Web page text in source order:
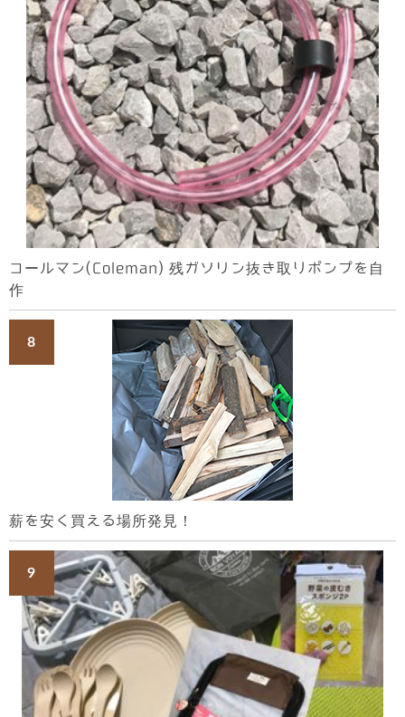
コールマン(Coleman) 残ガソリン抜き取りポンプを自
作
薪を安く買える場所発見！